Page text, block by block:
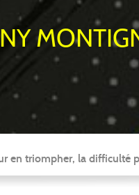
en triompher, la difficulté